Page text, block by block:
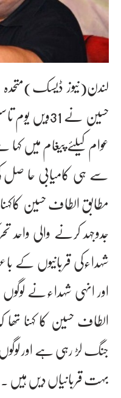
لندن(نیوز
حسین نے
عوام کیلئے پیغام میں
سے ہی کامیابی حا
مطابق الطاف حسین کاکہنا
جدوجہد کرنے والی
اور انہی شہداءنے
الطاف حسین کا کہنا
جنگ لڑ رہی ہے اور
بہت قربانیاں دیں ہیں ۔